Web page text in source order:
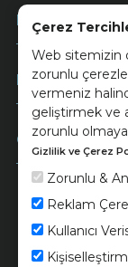
Çerez
Web sitemizin
zorunlu
vermeniz
geliştirmek ve
zorunlu
Gizlilik ve Çerez
Zorunlu &
Reklam
Kullanıcı
Kurumsal
Müşteri
Ödeme
© 2026 Ünsa